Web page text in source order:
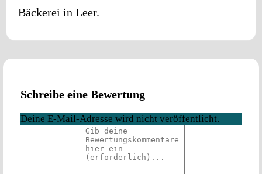
Bäckerei in Leer.
Schreibe eine Bewertung
Deine E-Mail-Adresse wird nicht veröffentlicht.